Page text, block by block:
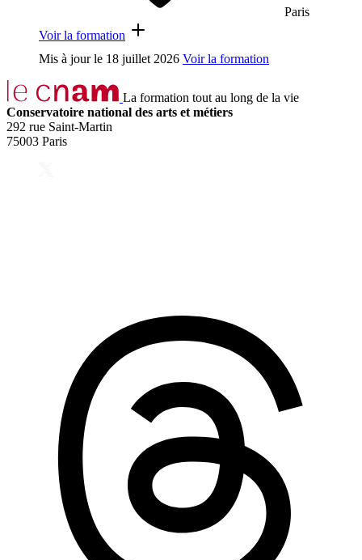
Paris
Voir la formation
Mis à jour le 18 juillet 2026 Voir la formation
La formation tout au long de la vie
Conservatoire national des arts et métiers
292 rue Saint-Martin
75003 Paris